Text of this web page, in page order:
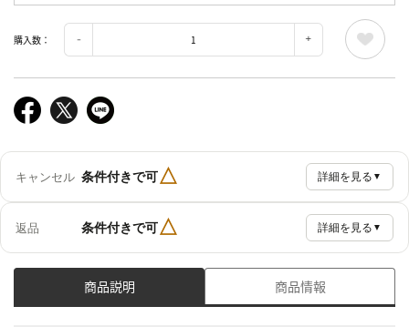
購入数：
キャンセル 条件付きで可△ 詳細を見る ▼
返品 条件付きで可△ 詳細を見る ▼
商品説明 商品情報